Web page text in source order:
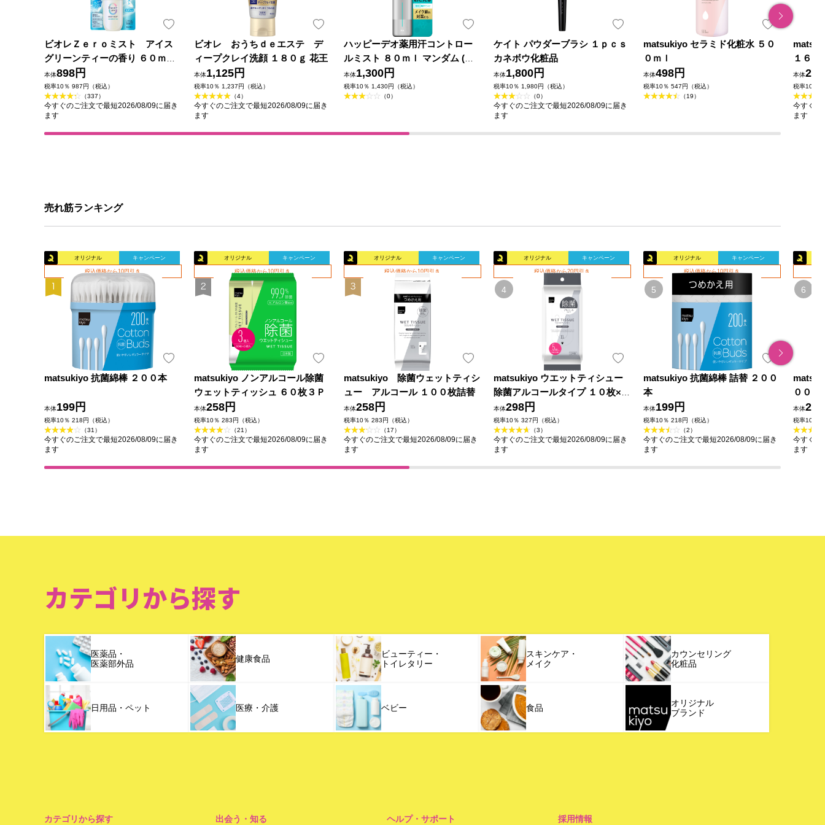
ビオレＺｅｒｏミスト アイス
グリーンティーの香り ６０ｍＬ
花王
本体898円
税率10％ 987円（税込）
（337）
今すぐのご注文で最短2026/08/09に届き
ます
ビオレ おうちｄｅエステ デ
ィープクレイ洗顔 １８０ｇ 花王
本体1,125円
税率10％ 1,237円（税込）
（4）
今すぐのご注文で最短2026/08/09に届き
ます
ハッピーデオ薬用汗コントロー
ルミスト ８０ｍｌ マンダム (医
薬部外品)
本体1,300円
税率10％ 1,430円（税込）
（0）
ケイト パウダーブラシ １ｐｃｓ
カネボウ化粧品
本体1,800円
税率10％ 1,980円（税込）
（0）
今すぐのご注文で最短2026/08/09に届き
ます
matsukiyo セラミド化粧水 ５０
０ｍｌ
本体498円
税率10％ 547円（税込）
（19）
１６０
本体
税率10％
今すぐの
ます
売れ筋ランキング
オリジナル キャンペーン
税込価格から10円引き
matsukiyo 抗菌綿棒 ２００本
本体199円
税率10％ 218円（税込）
（31）
今すぐのご注文で最短2026/08/09に届き
ます
オリジナル キャンペーン
税込価格から10円引き
matsukiyo ノンアルコール除菌
ウェットティッシュ ６０枚３Ｐ
本体258円
税率10％ 283円（税込）
（21）
今すぐのご注文で最短2026/08/09に届き
ます
オリジナル キャンペーン
税込価格から10円引き
matsukiyo 除菌ウェットティシ
ュー アルコール １００枚詰替
本体258円
税率10％ 283円（税込）
（17）
今すぐのご注文で最短2026/08/09に届き
ます
オリジナル キャンペーン
税込価格から20円引き
matsukiyo ウエットティシュー
除菌アルコールタイプ １０枚×５
個入
本体298円
税率10％ 327円（税込）
（3）
今すぐのご注文で最短2026/08/09に届き
ます
オリジナル キャンペーン
税込価格から10円引き
matsukiyo 抗菌綿棒 詰替 ２００
本
本体199円
税率10％ 218円（税込）
（2）
今すぐのご注文で最短2026/08/09に届き
ます
００本
本体
税率10％
今すぐの
ます
カテゴリから探す
医薬品・
医薬部外品
健康食品
ビューティー・
トイレタリー
スキンケア・
メイク
カウンセリング
化粧品
日用品・ペット 医療・介護 ベビー 食品
オリジナル
ブランド
カテゴリから探す 出会う・知る ヘルプ・サポート 採用情報